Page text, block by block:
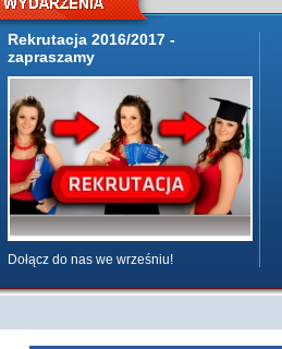
Rekrutacja 2016/2017 -
zapraszamy
Dołącz do nas we wrześniu!